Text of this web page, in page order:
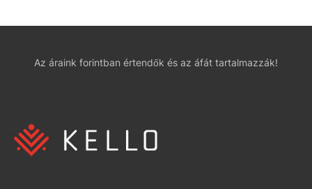
Az áraink forintban értendők és az áfát tartalmazzák!